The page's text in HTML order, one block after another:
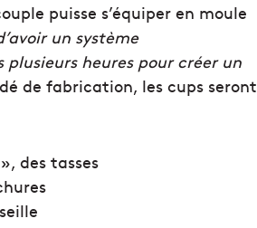
puisse s’équiper en moule
un système
plusieurs heures pour créer un
de fabrication, les cups seront